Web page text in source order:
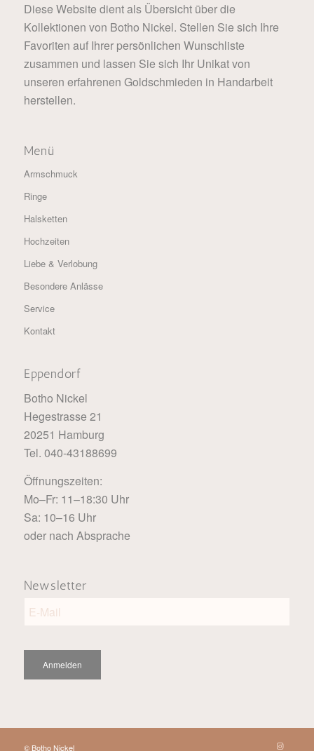
Diese Website dient als Übersicht über die
Kollektionen von Botho Nickel. Stellen Sie sich Ihre
Favoriten auf Ihrer persönlichen Wunschliste
zusammen und lassen Sie sich Ihr Unikat von
unseren erfahrenen Goldschmieden in Handarbeit
herstellen.
Menü
Armschmuck
Ringe
Halsketten
Hochzeiten
Liebe & Verlobung
Besondere Anlässe
Service
Kontakt
Eppendorf
Botho Nickel
Hegestrasse 21
20251 Hamburg
Tel. 040-43188699
Öffnungszeiten:
Mo–Fr: 11–18:30 Uhr
Sa: 10–16 Uhr
oder nach Absprache
Newsletter
Anmelden
© Botho Nickel